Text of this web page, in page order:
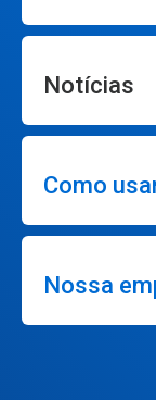
Notícias
Como
Nossa